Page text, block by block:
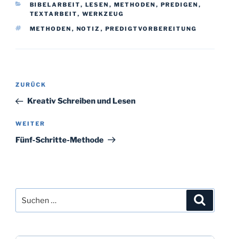
KATEGORIEN
BIBELARBEIT, LESEN , METHODEN , PREDIGEN ,
TEXTARBEIT, WERKZEUG
SCHLAGWÖRTER
METHODEN , NOTIZ , PREDIGTVORBEREITUNG
Beitragsnavigation
Vorheriger
Beitrag
ZURÜCK
Kreativ Schreiben und Lesen
Nächster
Beitrag
WEITER
Fünf-Schritte-Methode
nach: